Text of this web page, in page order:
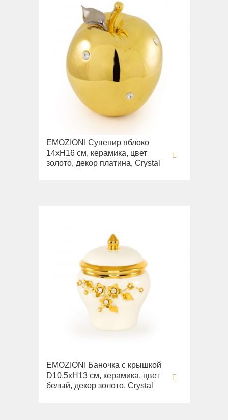
EMOZIONI Сувенир яблоко
14хН16 см, керамика, цвет
золото, декор платина, Crystal
EMOZIONI Баночка с крышкой
D10,5хН13 см, керамика, цвет
белый, декор золото, Crystal